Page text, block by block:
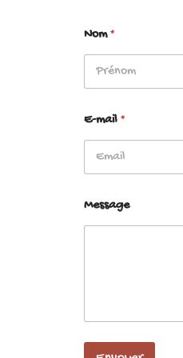
Nom*
E-mail *
Message